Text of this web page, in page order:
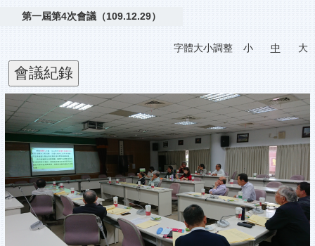
第一屆第4次會議（109.12.29）
字體大小調整 小 中 大